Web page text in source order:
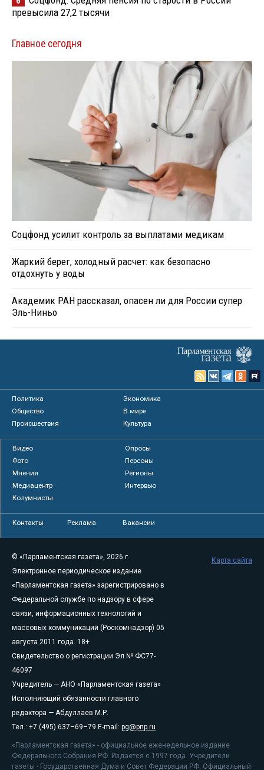
превысила 27,2 тысячи
Главное сегодня
Соцфонд усилит контроль за выплатами медикам
Жаркий берег, холодный расчет: как безопасно
отдохнуть у воды
Академик РАН рассказал, опасен ли для России супер
Эль-Ниньо
Политика
Экономика
Общество
В мире
Происшествия
Культура
Видео
Опросы
Фото
Персоны
Мнения
Регионы
Медиацентр
Интервью
Колумнисты
Контакты Реклама Вакансии
© «Парламентская газета», 2026 г.
Электронное периодическое издание
«Парламентская газета» зарегистрировано в
Федеральной службе по надзору в сфере
связи, информационных технологий и
массовых коммуникаций (Роскомнадзор) 05
августа 2011 года. 18+
Свидетельство о регистрации Эл № ФС77-
46097
Учредитель — АНО «Парламентская газета»
Исполняющий обязанности главного
редактора — Абдуллаев М.Р.
Тел.: +7 (495) 637–69–79 E-mail: pg@pnp.ru
«Парламентская газета» - официальное еженедельное издание
Федерального Собрания РФ. Издается с 1997 года. Учредители
газеты - Государственная Дума и Совет Федерации РФ. Официальный
Карта сайта